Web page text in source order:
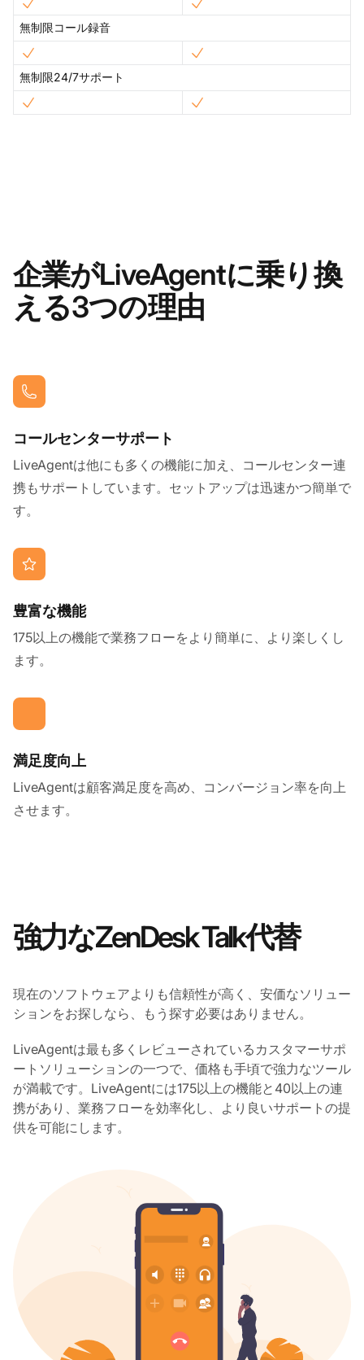
無制限コール録音
無制限24/7サポート
企業がLiveAgentに乗り換
える3つの理由
コールセンターサポート
LiveAgentは他にも多くの機能に加え、コールセンター連
携もサポートしています。セットアップは迅速かつ簡単で
す。
豊富な機能
175以上の機能で業務フローをより簡単に、より楽しくし
ます。
満足度向上
LiveAgentは顧客満足度を高め、コンバージョン率を向上
させます。
強力なZenDesk Talk代替
現在のソフトウェアよりも信頼性が高く、安価なソリュー
ションをお探しなら、もう探す必要はありません。
LiveAgentは最も多くレビューされているカスタマーサポ
ートソリューションの一つで、価格も手頃で強力なツール
が満載です。LiveAgentには175以上の機能と40以上の連
携があり、業務フローを効率化し、より良いサポートの提
供を可能にします。